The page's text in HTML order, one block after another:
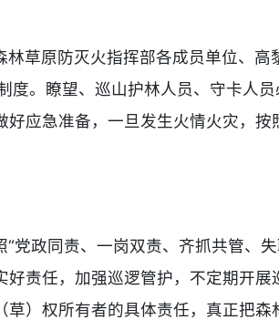
草原防灭火指挥部各成员单位、
。瞭望、巡山护林人员、守卡人
应急准备，一旦发生火情火灾，
党政同责、一岗双责、齐抓共管、
责任，加强巡逻管护，不定期开
）权所有者的具体责任，真正把